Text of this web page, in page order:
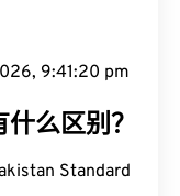
9:41:21 pm
么区别？
Standard